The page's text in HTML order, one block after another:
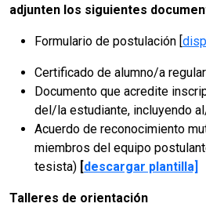
adjunten los siguientes
Formulario de postulación [
Certificado de alumno/a
Documento que acredite
del/la estudiante, incluyendo
Acuerdo de reconocimiento
miembros del equipo
tesista) [descargar plantilla]
Talleres de orientación